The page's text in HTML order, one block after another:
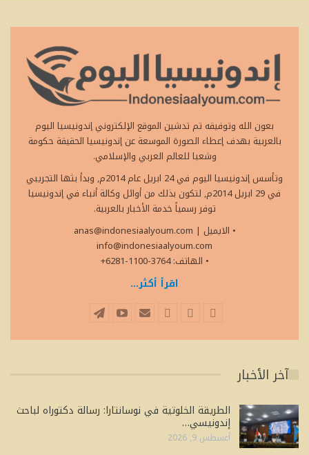
بعون الله وتوفيقه تم تدشين الموقع الإلكتروني إندونيسيا اليوم
بالعربية بهدف إعطاء الصورة الموسعة عن إندونيسيا الحقيقة حكومة
وشعبا للعالم العربي والإسلامي.
وتأسس إندونيسيا اليوم في 24 ابريل عام 2014م, وبدأ بثها التجريبي
في 29 ابريل 2014م, لتكون بذلك من أوائل وكالة أنباء في إندونيسيا
توفر رسمياً خدمة الأخبار بالعربية.
• الايميل
anas@indonesiaalyoum.com |
info@indonesiaalyoum.com
• الهاتف: 3764-1100-6281+
اقرأ أكثر...
آخر الأخبار
الطريقة الخلوتية في نوسانتارا: رسالة دكتوراه لباحث
إندونيسي…
أغسطس 9, 2026